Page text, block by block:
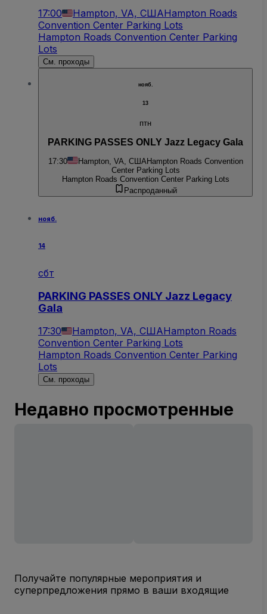
17:00 Hampton, VA, СШАHampton Roads
Convention Center Parking Lots
Hampton Roads Convention Center Parking
Lots
См. проходы
нояб.
13
птн
PARKING PASSES ONLY Jazz Legacy Gala
17:30 Hampton, VA, СШАHampton Roads Convention
Center Parking Lots
Hampton Roads Convention Center Parking Lots
Распроданный
нояб.
14
сбт
PARKING PASSES ONLY Jazz Legacy
Gala
17:30 Hampton, VA, СШАHampton Roads
Convention Center Parking Lots
Hampton Roads Convention Center Parking
Lots
См. проходы
Недавно просмотренные
Получайте популярные мероприятия и
суперпредложения прямо в ваши входящие